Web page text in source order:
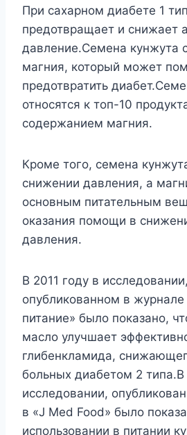
При сахарном диабете 1
предотвращает и снижает
давление.Семена кунжута
магния, который может
предотвратить
относятся к топ-10
содержанием магния.
Кроме того, семена
снижении давления, а
основным питательным
оказания помощи в
давления.
В 2011 году в исследовании,
опубликованном в журнале
питание» было показано,
масло улучшает
глибенкламида,
больных диабетом 2 типа.В
исследовании,
в «J Med Food» было
использовании в питании